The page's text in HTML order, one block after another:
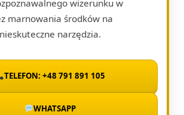
wizerunku w
marnowania środków na
nieskuteczne narzędzia.
TELEFON: +48 791 891 105
WHATSAPP